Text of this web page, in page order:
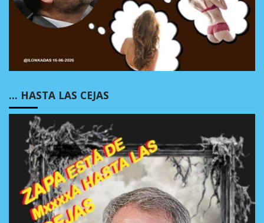
… HASTA LAS CEJAS